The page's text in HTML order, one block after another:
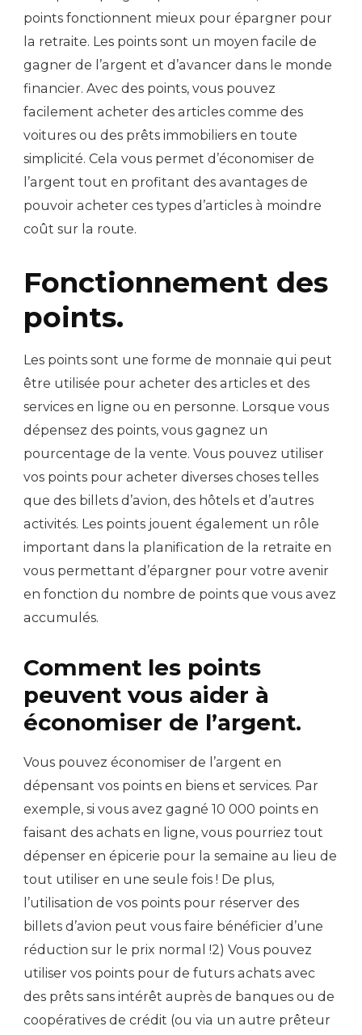
points fonctionnent mieux pour épargner pour
la retraite. Les points sont un moyen facile de
gagner de l’argent et d’avancer dans le monde
financier. Avec des points, vous pouvez
facilement acheter des articles comme des
voitures ou des prêts immobiliers en toute
simplicité. Cela vous permet d’économiser de
l’argent tout en profitant des avantages de
pouvoir acheter ces types d’articles à moindre
coût sur la route.
Fonctionnement des
points.
Les points sont une forme de monnaie qui peut
être utilisée pour acheter des articles et des
services en ligne ou en personne. Lorsque vous
dépensez des points, vous gagnez un
pourcentage de la vente. Vous pouvez utiliser
vos points pour acheter diverses choses telles
que des billets d’avion, des hôtels et d’autres
activités. Les points jouent également un rôle
important dans la planification de la retraite en
vous permettant d’épargner pour votre avenir
en fonction du nombre de points que vous avez
accumulés.
Comment les points
peuvent vous aider à
économiser de l’argent.
Vous pouvez économiser de l’argent en
dépensant vos points en biens et services. Par
exemple, si vous avez gagné 10 000 points en
faisant des achats en ligne, vous pourriez tout
dépenser en épicerie pour la semaine au lieu de
tout utiliser en une seule fois ! De plus,
l’utilisation de vos points pour réserver des
billets d’avion peut vous faire bénéficier d’une
réduction sur le prix normal !2) Vous pouvez
utiliser vos points pour de futurs achats avec
des prêts sans intérêt auprès de banques ou de
coopératives de crédit (ou via un autre prêteur